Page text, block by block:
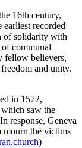
16th century,
earliest recorded
of solidarity with
of communal
fellow believers,
and unity.
in 1572,
saw the
response, Geneva
mourn the victims
)